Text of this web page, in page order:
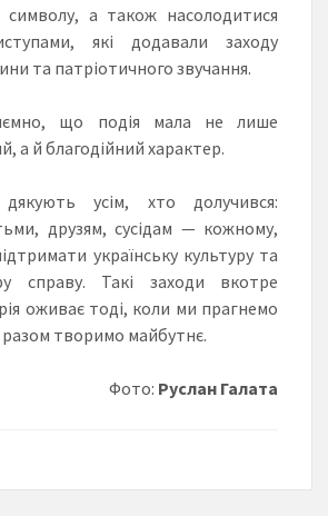
символу, а також насолодитися
які додавали заходу
та патріотичного звучання.
що подія мала не лише
а й благодійний характер.
дякують усім, хто долучився:
друзям, сусідам — кожному,
українську культуру та
справу. Такі заходи вкотре
оживає тоді, коли ми прагнемо
творимо майбутнє.
Фото: Руслан Галата